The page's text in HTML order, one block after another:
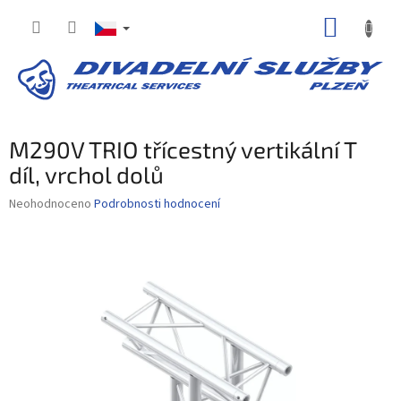
M290V TRIO třícestný vertikální T
díl, vrchol dolů
Průměrné
Neohodnoceno Podrobnosti hodnocení